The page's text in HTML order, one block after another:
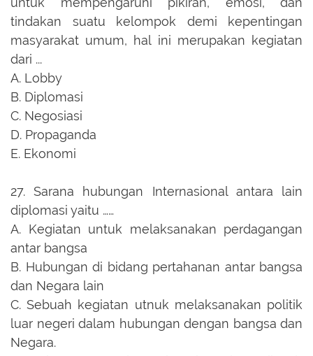
tindakan suatu kelompok demi kepentingan
masyarakat umum, hal ini merupakan kegiatan
dari ...
A. Lobby
B. Diplomasi
C. Negosiasi
D. Propaganda
E. Ekonomi
27. Sarana hubungan Internasional antara lain
diplomasi yaitu ……
A. Kegiatan untuk melaksanakan perdagangan
antar bangsa
B. Hubungan di bidang pertahanan antar bangsa
dan Negara lain
C. Sebuah kegiatan utnuk melaksanakan politik
luar negeri dalam hubungan dengan bangsa dan
Negara.